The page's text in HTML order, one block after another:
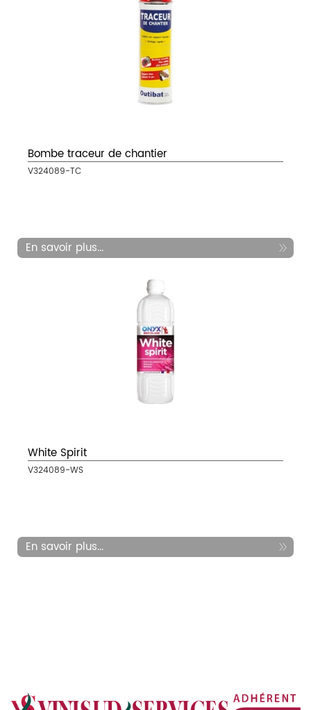
Bombe traceur de chantier
V324089-TC
En savoir plus...
White Spirit
V324089-WS
En savoir plus...